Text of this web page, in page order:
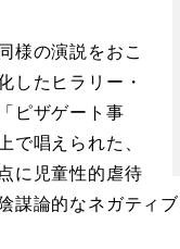
様の演説をおこ
したヒラリー・
ピザゲート事
で唱えられた、
に児童性的虐待
謀論的なネガティ